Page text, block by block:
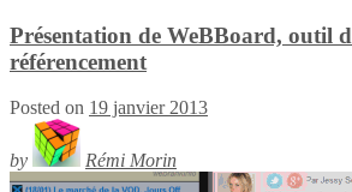
Présentation de WeBBoard, outil
référencement
Posted on 19 janvier 2013
by Rémi Morin